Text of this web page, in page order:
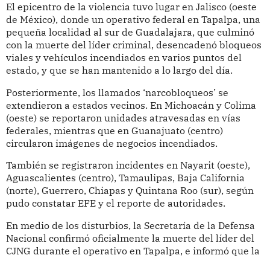
El epicentro de la violencia tuvo lugar en Jalisco (oeste
de México), donde un operativo federal en Tapalpa, una
pequeña localidad al sur de Guadalajara, que culminó
con la muerte del líder criminal, desencadenó bloqueos
viales y vehículos incendiados en varios puntos del
estado, y que se han mantenido a lo largo del día.
Posteriormente, los llamados ‘narcobloqueos’ se
extendieron a estados vecinos. En Michoacán y Colima
(oeste) se reportaron unidades atravesadas en vías
federales, mientras que en Guanajuato (centro)
circularon imágenes de negocios incendiados.
También se registraron incidentes en Nayarit (oeste),
Aguascalientes (centro), Tamaulipas, Baja California
(norte), Guerrero, Chiapas y Quintana Roo (sur), según
pudo constatar EFE y el reporte de autoridades.
En medio de los disturbios, la Secretaría de la Defensa
Nacional confirmó oficialmente la muerte del líder del
CJNG durante el operativo en Tapalpa, e informó que la